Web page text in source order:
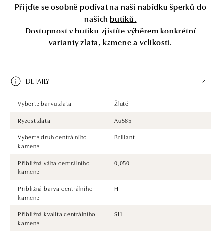
Přijďte se osobně podívat na naši nabídku šperků do
našich butiků.
Dostupnost v butiku zjistíte výběrem konkrétní
varianty zlata, kamene a velikosti.
DETAILY
Vyberte barvu zlata
Žluté
Ryzost zlata
Au585
Vyberte druh centrálního
kamene
Briliant
Přibližná váha centrálního
kamene
0,050
Přibližná barva centrálního
kamene
H
Přibližná kvalita centrálního
kamene
SI1